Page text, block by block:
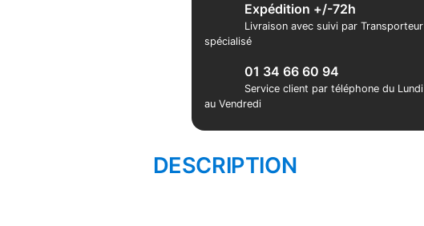
Expédition +/-72h
Livraison avec suivi par Transporteur
spécialisé
01 34 66 60 94
Service client par téléphone du Lundi
au Vendredi
DESCRIPTION